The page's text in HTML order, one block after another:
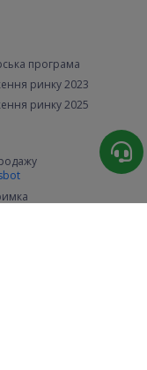
програма
ринку 2023
ринку 2025